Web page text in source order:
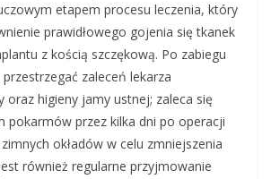
etapem procesu leczenia, który
prawidłowego gojenia się tkanek
z kością szczękową. Po zabiegu
zaleceń lekarza
oraz higieny jamy ustnej; zaleca się
pokarmów przez kilka dni po operacji
okładów w celu zmniejszenia
również regularne przyjmowanie